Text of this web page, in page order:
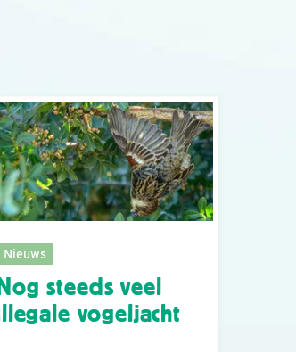
Nieuws
steeds veel
vogeljacht